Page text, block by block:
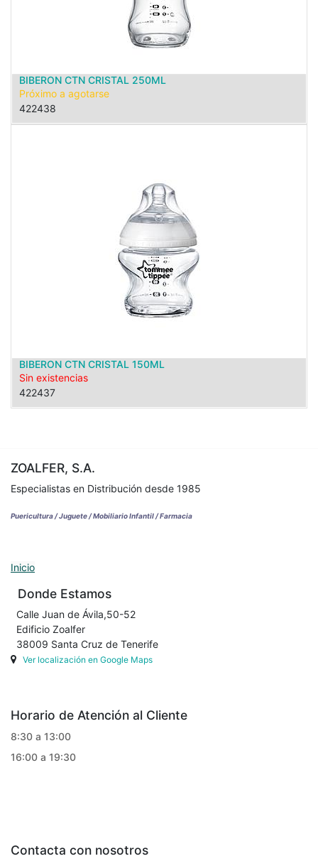
BIBERON CTN CRISTAL 250ML
Próximo a agotarse
422438
BIBERON CTN CRISTAL 150ML
Sin existencias
422437
ZOALFER, S.A.
Especialistas en Distribución desde 1985
Puericultura / Juguete / Mobiliario Infantil / Farmacia
Inicio
Donde Estamos
Calle Juan de Ávila,50-52
Edificio Zoalfer
38009 Santa Cruz de Tenerife
Ver localización en Google Maps
Horario de Atención al Cliente
8:30 a 13:00
16:00 a 19:30
Contacta con nosotros